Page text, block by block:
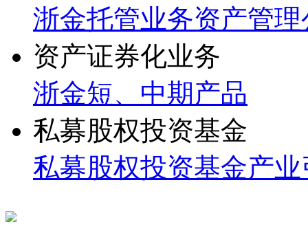
浙金托管业务资产管
资产证券化业务
浙金短、中期产品
私募股权投资基金
私募股权投资基金产